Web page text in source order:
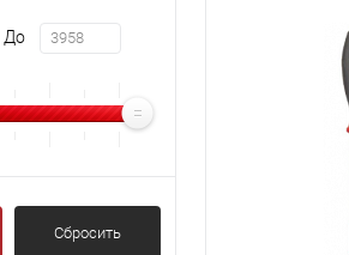
До
Сбросить
В